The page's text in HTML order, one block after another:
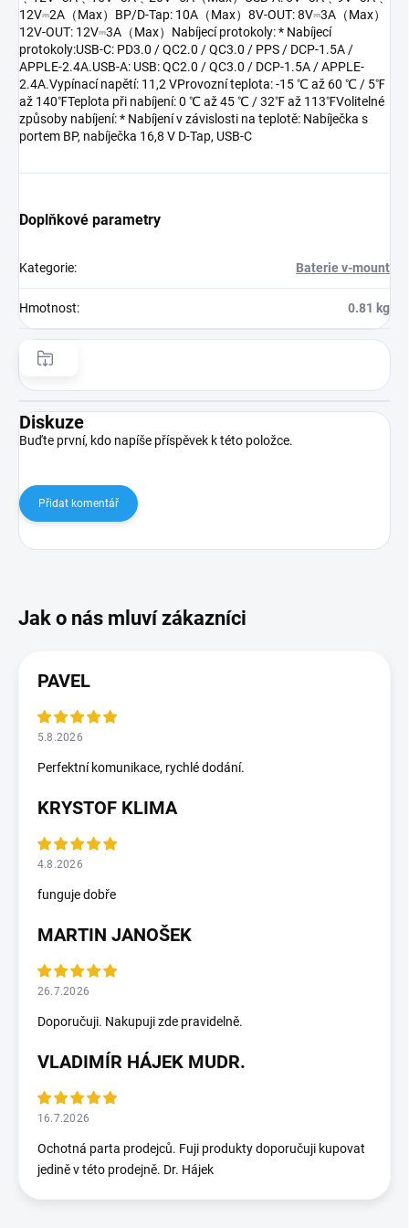
12V⎓2A（Max）BP/D-Tap: 10A（Max）8V-OUT: 8V⎓3A（Max）
12V-OUT: 12V⎓3A（Max）Nabíjecí protokoly: * Nabíjecí
protokoly:USB-C: PD3.0 / QC2.0 / QC3.0 / PPS / DCP-1.5A /
APPLE-2.4A.USB-A: USB: QC2.0 / QC3.0 / DCP-1.5A / APPLE-
2.4A.Vypínací napětí: 11,2 VProvozní teplota: -15 ℃ až 60 ℃ / 5℉
až 140℉Teplota při nabíjení: 0 ℃ až 45 ℃ / 32℉ až 113℉Volitelné
způsoby nabíjení: * Nabíjení v závislosti na teplotě: Nabíječka s
portem BP, nabíječka 16,8 V D-Tap, USB-C
Doplňkové parametry
Kategorie: Baterie v-mount
Hmotnost: 0.81 kg
Diskuze
Buďte první, kdo napíše příspěvek k této položce.
Přidat komentář
PAVEL
5.8.2026
Perfektní komunikace, rychlé dodání.
KRYSTOF KLIMA
4.8.2026
funguje dobře
MARTIN JANOŠEK
26.7.2026
Doporučuji. Nakupuji zde pravidelně.
VLADIMÍR HÁJEK MUDR.
16.7.2026
Ochotná parta prodejců. Fuji produkty doporučuji kupovat
jedině v této prodejně. Dr. Hájek